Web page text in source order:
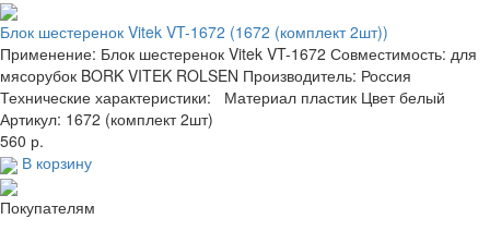
Блок шестеренок Vitek VT-1672 (1672 (комплект 2шт))
Применение: Блок шестеренок Vitek VT-1672 Совместимость: для
мясорубок BORK VITEK ROLSEN Производитель: Россия
Технические характеристики: Материал пластик Цвет белый
Артикул: 1672 (комплект 2шт)
560 р.
В корзину
Покупателям